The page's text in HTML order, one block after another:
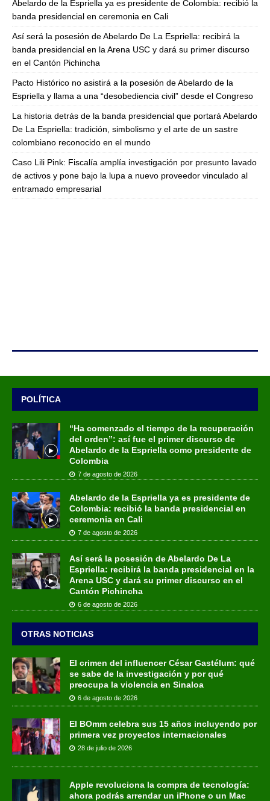
Abelardo de la Espriella ya es presidente de Colombia: recibió la
banda presidencial en ceremonia en Cali
Así será la posesión de Abelardo De La Espriella: recibirá la
banda presidencial en la Arena USC y dará su primer discurso
en el Cantón Pichincha
Pacto Histórico no asistirá a la posesión de Abelardo de la
Espriella y llama a una “desobediencia civil” desde el Congreso
La historia detrás de la banda presidencial que portará Abelardo
De La Espriella: tradición, simbolismo y el arte de un sastre
colombiano reconocido en el mundo
Caso Lili Pink: Fiscalía amplía investigación por presunto lavado
de activos y pone bajo la lupa a nuevo proveedor vinculado al
entramado empresarial
POLÍTICA
“Ha comenzado el tiempo de la recuperación
del orden”: así fue el primer discurso de
Abelardo de la Espriella como presidente de
Colombia
7 de agosto de 2026
Abelardo de la Espriella ya es presidente de
Colombia: recibió la banda presidencial en
ceremonia en Cali
7 de agosto de 2026
Así será la posesión de Abelardo De La
Espriella: recibirá la banda presidencial en la
Arena USC y dará su primer discurso en el
Cantón Pichincha
6 de agosto de 2026
OTRAS NOTICIAS
El crimen del influencer César Gastélum: qué
se sabe de la investigación y por qué
preocupa la violencia en Sinaloa
6 de agosto de 2026
El BOmm celebra sus 15 años incluyendo por
primera vez proyectos internacionales
28 de julio de 2026
Apple revoluciona la compra de tecnología:
ahora podrás arrendar un iPhone o un Mac